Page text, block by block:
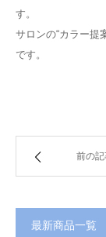
す。
サロンの“カラー提
です。
前の
最新商品一覧